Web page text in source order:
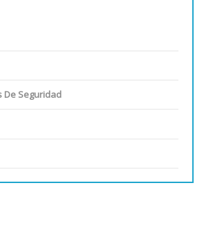
De Seguridad